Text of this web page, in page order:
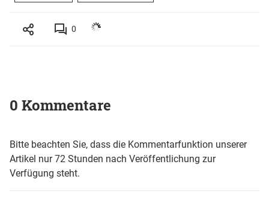
0
0 Kommentare
Bitte beachten Sie, dass die Kommentarfunktion unserer
Artikel nur 72 Stunden nach Veröffentlichung zur
Verfügung steht.